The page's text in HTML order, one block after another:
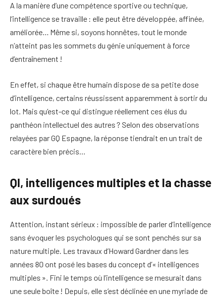
A la manière d’une compétence sportive ou technique,
l’intelligence se travaille : elle peut être développée, affinée,
améliorée… Même si, soyons honnêtes, tout le monde
n’atteint pas les sommets du génie uniquement à force
d’entraînement !
En effet, si chaque être humain dispose de sa petite dose
d’intelligence, certains réussissent apparemment à sortir du
lot. Mais qu’est-ce qui distingue réellement ces élus du
panthéon intellectuel des autres ? Selon des observations
relayées par GQ Espagne, la réponse tiendrait en un trait de
caractère bien précis…
QI, intelligences multiples et la chasse
aux surdoués
Attention, instant sérieux : impossible de parler d’intelligence
sans évoquer les psychologues qui se sont penchés sur sa
nature multiple. Les travaux d’Howard Gardner dans les
années 80 ont posé les bases du concept d’« intelligences
multiples ». Fini le temps où l’intelligence se mesurait dans
une seule boîte ! Depuis, elle s’est déclinée en une myriade de